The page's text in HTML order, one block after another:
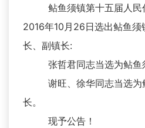
鲇鱼须镇第十五届人
2016年10月26日选出鲇鱼
长、副镇长:
张哲君同志当选为鲇鱼
谢旺、徐华同志当选
长。
现予公告！